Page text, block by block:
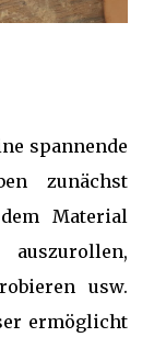
spannende
zunächst
Material
usw.
ermöglicht